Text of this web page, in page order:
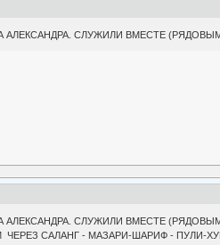
СЛУЖИЛИ ВМЕСТЕ
СЛУЖИЛИ ВМЕСТЕ
САЛАНГ - МАЗАРИ-ШАРИФ - ПУЛИ-